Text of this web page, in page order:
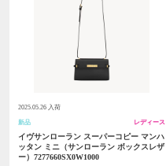
2025.05.26 入荷
新品 レディース
イヴサンローラン スーパーコピー マンハ
ッタン ミニ（サンローラン ボックスレザ
ー）7277660SX0W1000